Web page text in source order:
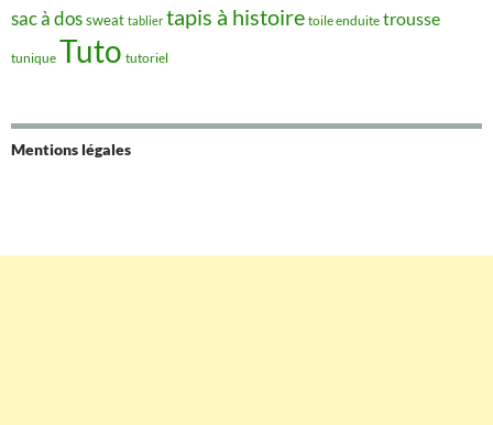
sac à dossweat tablier tapis à histoire toile enduite trousse
tunique Tuto tutoriel
Mentions légales